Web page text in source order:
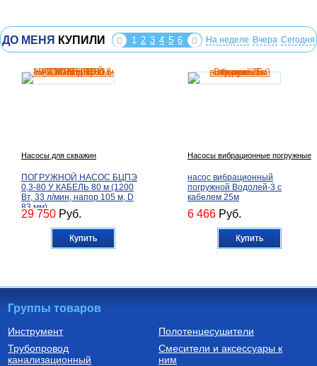
ДО МЕНЯ КУПИЛИ 1 2 3 4 5 6 На неделе Вчера Сегодня
Насосы для скважин
ПОГРУЖНОЙ НАСОС БЦПЭ
0,3-80 У КАБЕЛЬ 80 м (1200
Вт, 33 л/мин, напор 105 м, D
83 мм)
29 750 Руб.
Купить
Насосы вибрационные погружные
насос вибрационный
погружной Водолей-3 с
кабелем 25м
6 466 Руб.
Купить
Бойлеры (водонагреватели
косвенного нагрева)
Трубы из сшитого полиэтилена
Группы товаров
Инструмент
Трубопровод
канализационный
Полотенцесушители
Смесители и аксессуары к
ним